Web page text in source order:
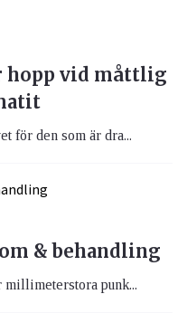
hopp vid måttlig
för den som är dra...
& behandling
millimeterstora punk...